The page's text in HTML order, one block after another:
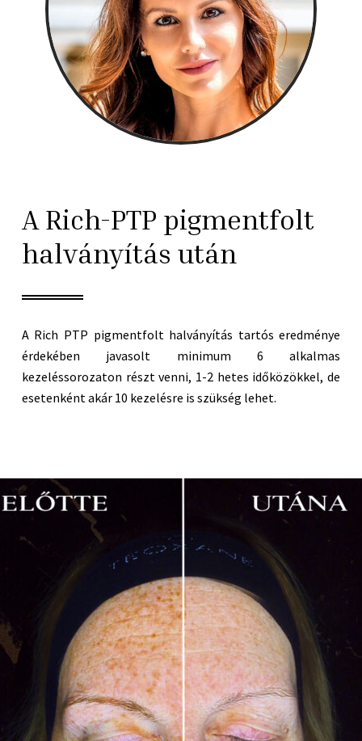
A Rich-PTP pigmentfolt
halványítás után
A Rich PTP pigmentfolt halványítás tartós eredménye
érdekében javasolt minimum 6 alkalmas
kezeléssorozaton részt venni, 1-2 hetes időközökkel, de
esetenként akár 10 kezelésre is szükség lehet.